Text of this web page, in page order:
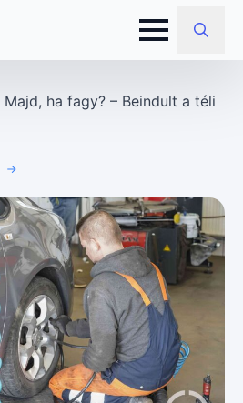
Search
Majd, ha fagy? – Beindult a téli